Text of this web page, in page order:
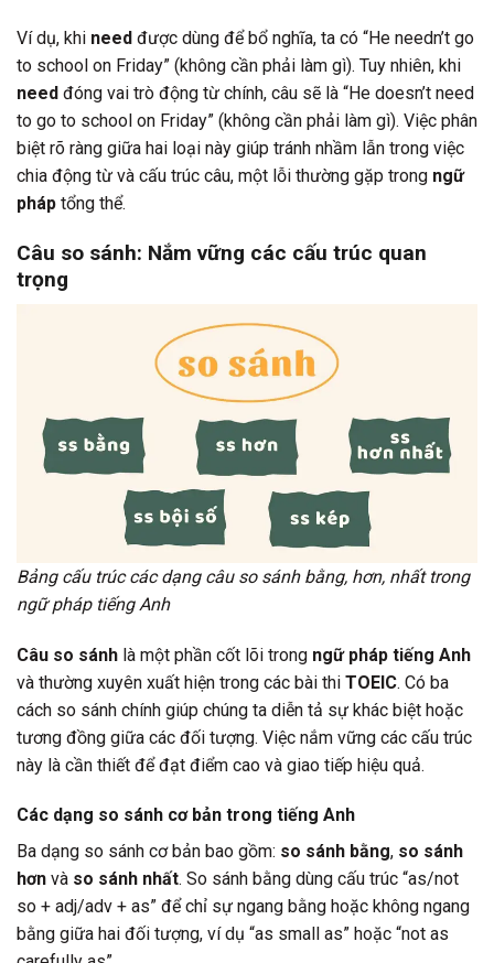
Ví dụ, khi need được dùng để bổ nghĩa, ta có “He needn’t go
to school on Friday” (không cần phải làm gì). Tuy nhiên, khi
need đóng vai trò động từ chính, câu sẽ là “He doesn’t need
to go to school on Friday” (không cần phải làm gì). Việc phân
biệt rõ ràng giữa hai loại này giúp tránh nhầm lẫn trong việc
chia động từ và cấu trúc câu, một lỗi thường gặp trong ngữ
pháp tổng thể.
Câu so sánh: Nắm vững các cấu trúc quan
trọng
Bảng cấu trúc các dạng câu so sánh bằng, hơn, nhất trong
ngữ pháp tiếng Anh
Câu so sánh là một phần cốt lõi trong ngữ pháp tiếng Anh
và thường xuyên xuất hiện trong các bài thi TOEIC. Có ba
cách so sánh chính giúp chúng ta diễn tả sự khác biệt hoặc
tương đồng giữa các đối tượng. Việc nắm vững các cấu trúc
này là cần thiết để đạt điểm cao và giao tiếp hiệu quả.
Các dạng so sánh cơ bản trong tiếng Anh
Ba dạng so sánh cơ bản bao gồm: so sánh bằng, so sánh
hơn và so sánh nhất. So sánh bằng dùng cấu trúc “as/not
so + adj/adv + as” để chỉ sự ngang bằng hoặc không ngang
bằng giữa hai đối tượng, ví dụ “as small as” hoặc “not as